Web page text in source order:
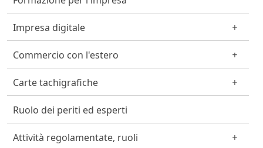
Impresa digitale
Commercio con l'estero
Carte tachigrafiche
Ruolo dei periti ed esperti
Attività regolamentate, ruoli